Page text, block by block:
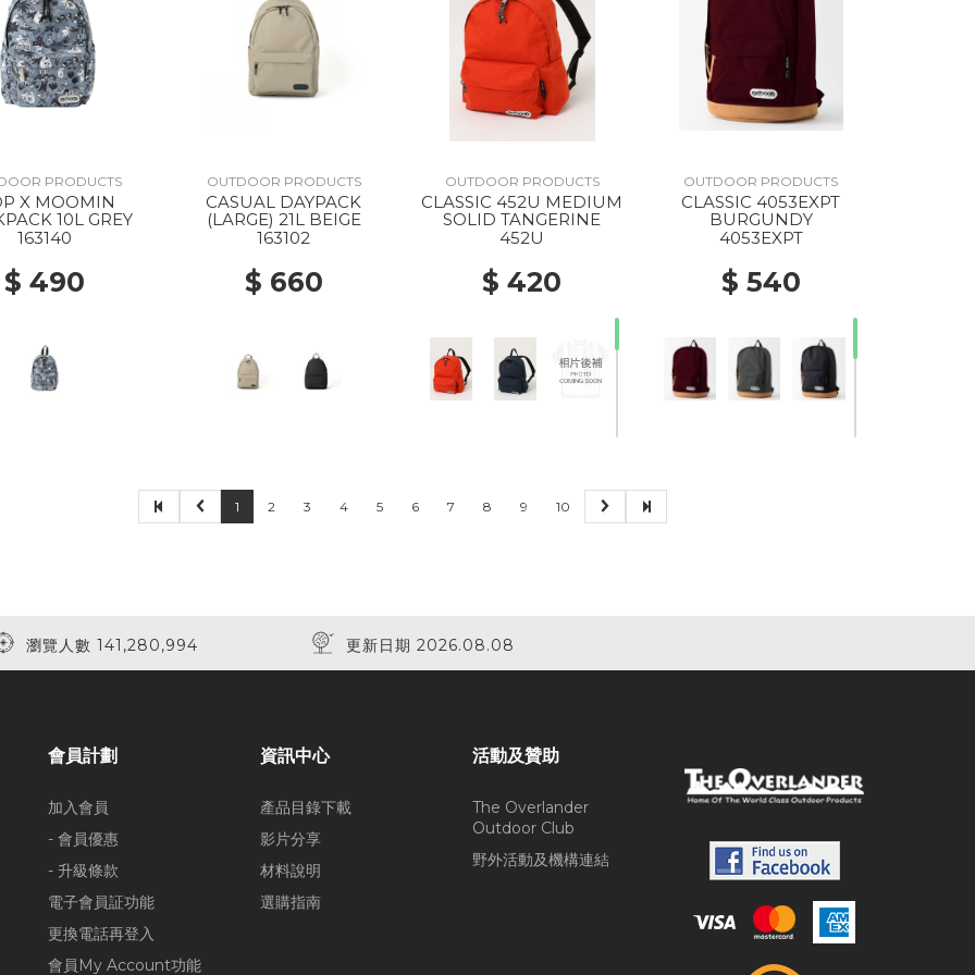
PRODUCTS
X MOOMIN
10L GREY
163140
$ 490
OUTDOOR PRODUCTS
CASUAL DAYPACK
(LARGE) 21L BEIGE
163102
$ 660
OUTDOOR PRODUCTS
CLASSIC 452U MEDIUM
SOLID TANGERINE
452U
$ 420
OUTDOOR PRODUCTS
CLASSIC 4053EXPT
BURGUNDY
4053EXPT
$ 540
1 2 3 4 5 6 7 8 9 10
瀏覽人數 141,280,994 更新日期 2026.08.08
會員計劃
加入會員
- 會員優惠
- 升級條款
電子會員証功能
更換電話再登入
會員My Account功能
資訊中心
產品目錄下載
影片分享
材料說明
選購指南
活動及贊助
The Overlander
Outdoor Club
野外活動及機構連結